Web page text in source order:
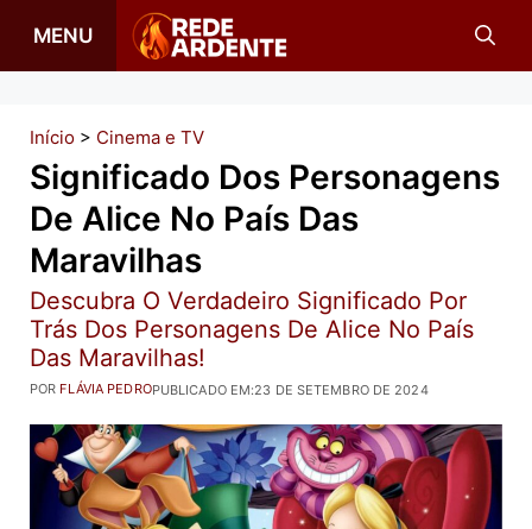
para
conteúdo
MENU
Início > Cinema e TV
Significado Dos Personagens
De Alice No País Das
Maravilhas
Descubra O Verdadeiro Significado Por
Trás Dos Personagens De Alice No País
Das Maravilhas!
PUBLICADO EM:23 DE SETEMBRO DE 2024
POR FLÁVIA PEDRO